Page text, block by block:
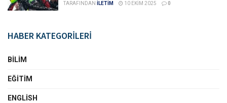
TARAFINDAN İLETİM 10 EKIM 2025 0
HABER KATEGORİLERİ
BILIM
EĞITIM
ENGLISH